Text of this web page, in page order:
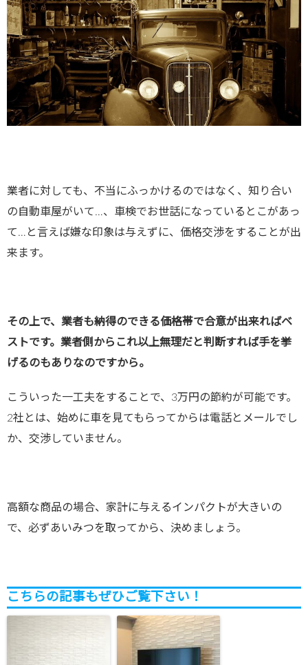
業者に対しても、不当にふっかけるのではなく、知り合い
の自動車屋がいて…、車検でお世話になっているとこがあっ
て…と言えば嫌な印象は与えずに、価格交渉をすることが出
来ます。
その上で、業者も納得のできる価格帯で合意が出来ればベ
ストです。業者側からこれ以上無理だと判断すれば手を挙
げるのもありなのですから。
こういった一工夫をすることで、3万円の節約が可能です。
2社とは、始めに車を見てもらってからは電話とメールでし
か、交渉していません。
高額な商品の場合、家計に与えるインパクトが大きいの
で、必ずあいみつを取ってから、決めましょう。
こちらの記事もぜひご覧下さい！